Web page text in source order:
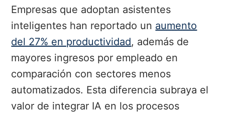
Empresas que adoptan asistentes
inteligentes han reportado un aumento
del 27% en productividad, además de
mayores ingresos por empleado en
comparación con sectores menos
automatizados. Esta diferencia subraya el
valor de integrar IA en los procesos